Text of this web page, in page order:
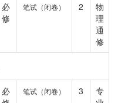
必
修
笔试（闭卷） 2
物
理
通
修
必
笔试（闭卷） 3
专